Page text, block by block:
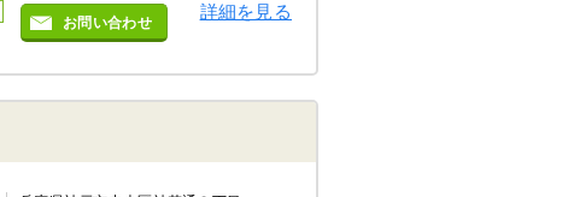
お問い合わせ
詳細を見る